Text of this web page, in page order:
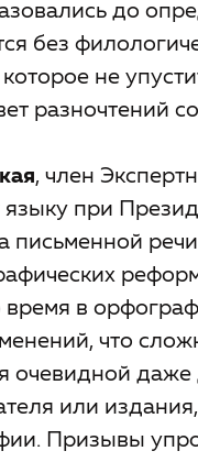
до
без
не
разночтений
, член
при
письменной
в
что
очевидной
или
Призывы